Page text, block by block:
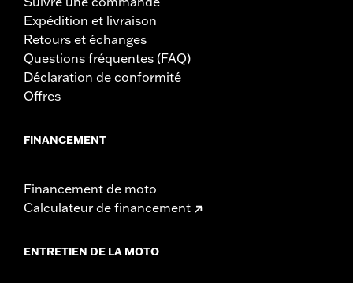
Expédition et livraison
Retours et échanges
Questions fréquentes (FAQ)
Déclaration de conformité
Offres
FINANCEMENT
Financement de moto
Calculateur de financement
ENTRETIEN DE LA MOTO